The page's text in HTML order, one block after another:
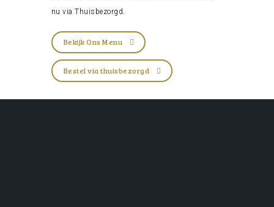
nu viaThuisbezorgd
Bekijk Ons Menu
Bestel via thuisbezorgd